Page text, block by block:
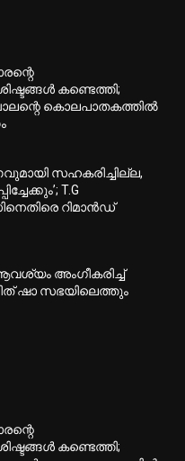
കണ്ടെത്തി;
കൊലപാതകത്തിൽ
സഹകരിച്ചില്ല,
T.G
റിമാൻഡ്
അംഗീകരിച്ച്
ഷാ സഭയിലെത്തും
കണ്ടെത്തി;